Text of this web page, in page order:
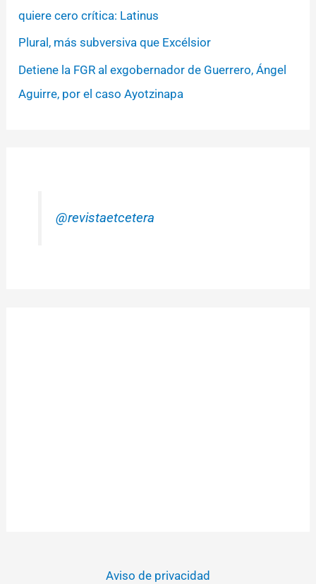
quiere cero crítica: Latinus
Plural, más subversiva que Excélsior
Detiene la FGR al exgobernador de Guerrero, Ángel
Aguirre, por el caso Ayotzinapa
@revistaetcetera
Aviso de privacidad